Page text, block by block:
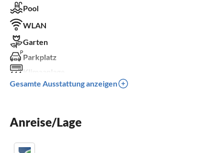
Pool
WLAN
Garten
Parkplatz
Klimaanlage
Kinder willkommen
Gesamte Ausstattung anzeigen
Anreise/Lage